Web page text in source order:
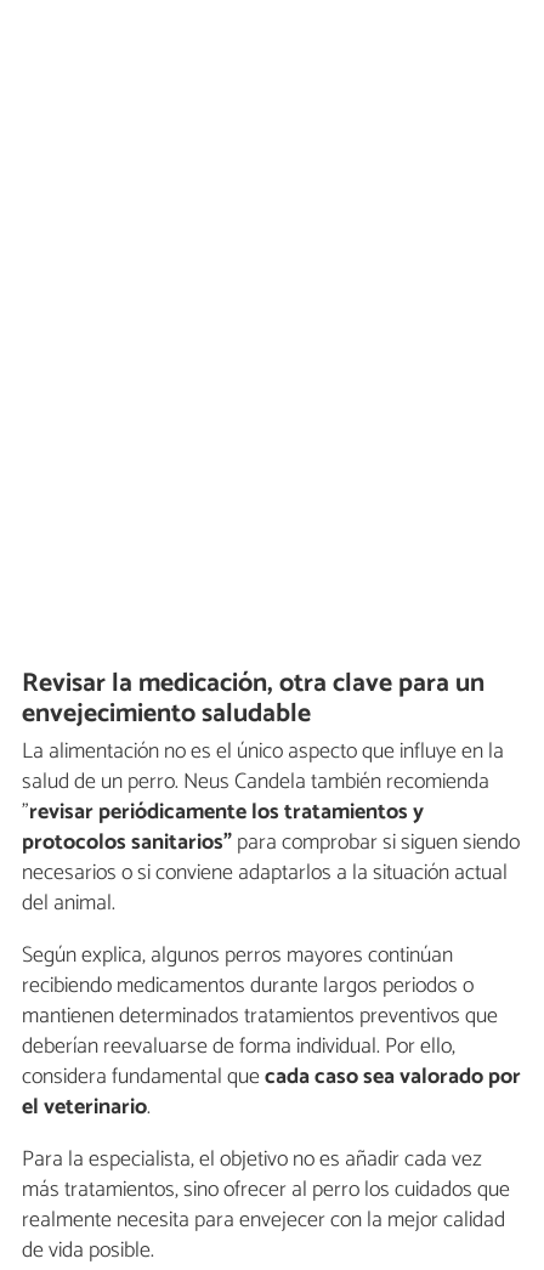
Revisar la medicación, otra clave para un
envejecimiento saludable
La alimentación no es el único aspecto que influye en la
salud de un perro. Neus Candela también recomienda
"revisar periódicamente los tratamientos y
protocolos sanitarios"para comprobar si siguen siendo
necesarios o si conviene adaptarlos a la situación actual
del animal.
Según explica, algunos perros mayores continúan
recibiendo medicamentos durante largos periodos o
mantienen determinados tratamientos preventivos que
deberían reevaluarse de forma individual. Por ello,
considera fundamental quecada caso sea valorado por
el veterinario.
Para la especialista, el objetivo no es añadir cada vez
más tratamientos, sino ofrecer al perro los cuidados que
realmente necesita para envejecer con la mejor calidad
de vida posible.